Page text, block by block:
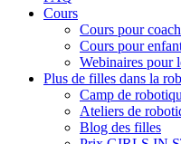
Cours
Cours pour
Cours pour
Webinaires pour
Plus de filles dans la
Camp de
Ateliers de
Blog des filles